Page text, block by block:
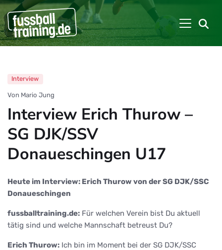
Interview
Von Mario Jung
Interview Erich Thurow –
SG DJK/SSV
Donaueschingen U17
Heute im Interview: Erich Thurow von der SG DJK/SSC
Donaueschingen
fussballtraining.de: Für welchen Verein bist Du aktuell
tätig sind und welche Mannschaft betreust Du?
Erich Thurow: Ich bin im Moment bei der SG DJK/SSC